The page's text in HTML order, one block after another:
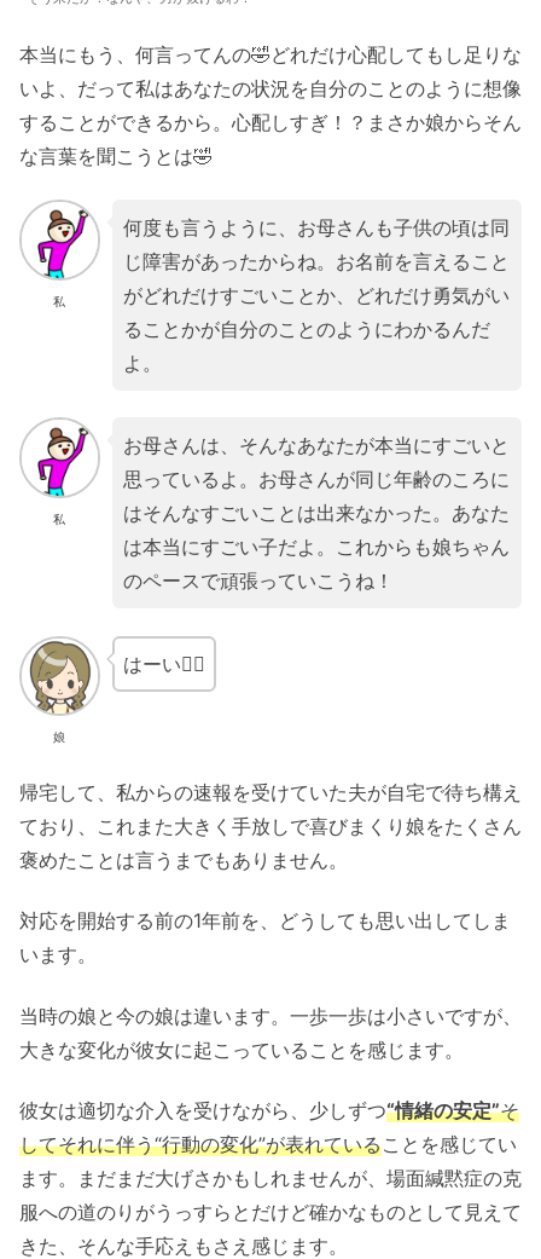
本当にもう、何言ってんの🤣どれだけ心配してもし足りな
いよ、だって私はあなたの状況を自分のことのように想像
することができるから。心配しすぎ！？まさか娘からそん
な言葉を聞こうとは🤣
私
何度も言うように、お母さんも子供の頃は同
じ障害があったからね。お名前を言えること
がどれだけすごいことか、どれだけ勇気がい
ることかが自分のことのようにわかるんだ
よ。
私
お母さんは、そんなあなたが本当にすごいと
思っているよ。お母さんが同じ年齢のころに
はそんなすごいことは出来なかった。あなた
は本当にすごい子だよ。これからも娘ちゃん
のペースで頑張っていこうね！
娘
はーい🙋‍♀️
帰宅して、私からの速報を受けていた夫が自宅で待ち構え
ており、これまた大きく手放しで喜びまくり娘をたくさん
褒めたことは言うまでもありません。
対応を開始する前の1年前を、どうしても思い出してしま
います。
当時の娘と今の娘は違います。一歩一歩は小さいですが、
大きな変化が彼女に起こっていることを感じます。
彼女は適切な介入を受けながら、少しずつ“情緒の安定”そ
してそれに伴う“行動の変化”が表れていることを感じてい
ます。まだまだ大げさかもしれませんが、場面緘黙症の克
服への道のりがうっすらとだけど確かなものとして見えて
きた、そんな手応えもさえ感じます。